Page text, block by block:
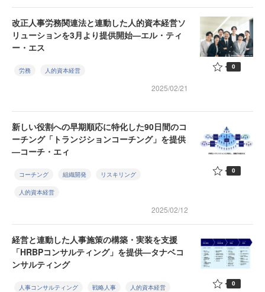
改正人事労務関連法と連動した人的資本経営ソ
リューションを3月より提供開始—エル・ティ
ー・エス
労務 人的資本経営
2025/02/21
0
新しい役割への早期順応に特化した90日間のコ
ーチング「トランジションコーチング」を提供
—コーチ・エィ
コーチング 組織開発 リスキリング
人的資本経営
2025/02/12
0
経営と連動した人事施策の構築・実装を支援
「HRBPコンサルティング」を提供—タナベコ
ンサルティング
人事コンサルティング 戦略人事 人的資本経営 0